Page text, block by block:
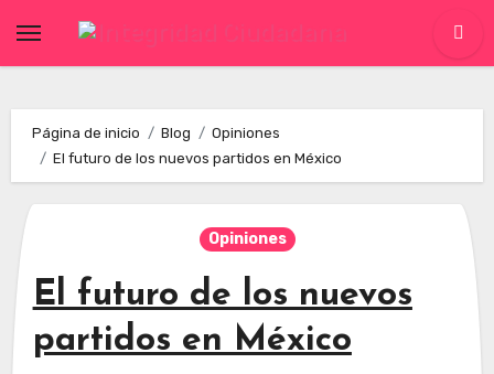
Página de inicio Blog
Opiniones
El futuro de los nuevos partidos en México
Opiniones
El futuro de los nuevos
partidos en México